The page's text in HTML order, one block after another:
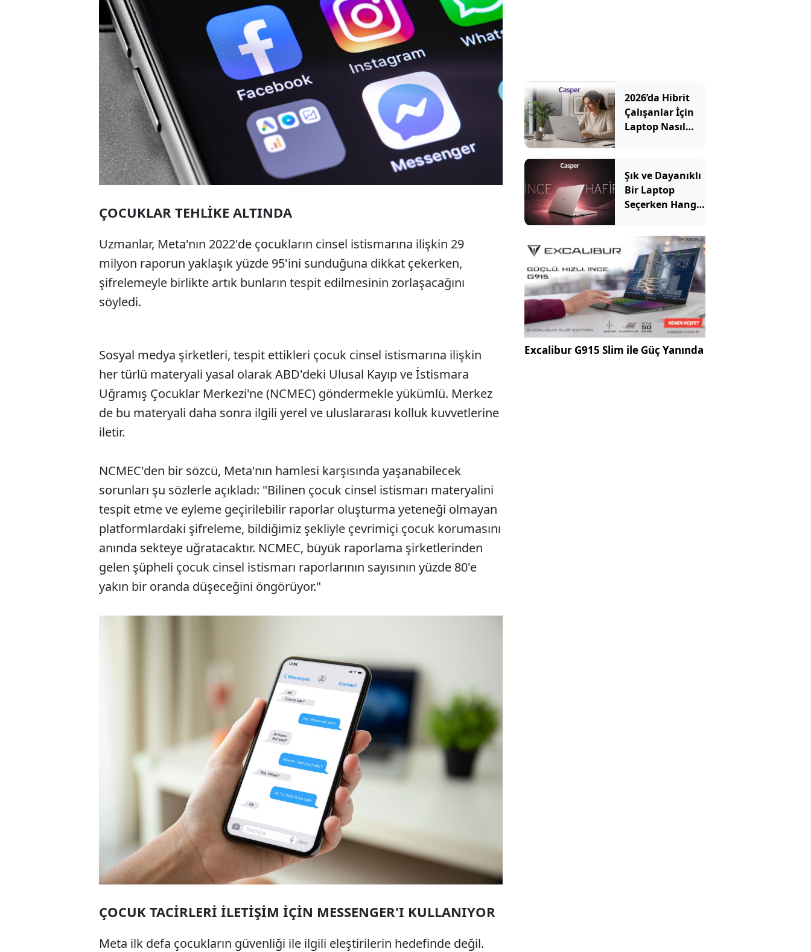
ÇOCUKLAR TEHLİKE ALTINDA
Uzmanlar, Meta'nın 2022'de çocukların cinsel istismarına ilişkin 29
milyon raporun yaklaşık yüzde 95'ini sunduğuna dikkat çekerken,
şifrelemeyle birlikte artık bunların tespit edilmesinin zorlaşacağını
söyledi.
Sosyal medya şirketleri, tespit ettikleri çocuk cinsel istismarına ilişkin
her türlü materyali yasal olarak ABD'deki Ulusal Kayıp ve İstismara
Uğramış Çocuklar Merkezi'ne (NCMEC) göndermekle yükümlü. Merkez
de bu materyali daha sonra ilgili yerel ve uluslararası kolluk kuvvetlerine
iletir.
NCMEC'den bir sözcü, Meta'nın hamlesi karşısında yaşanabilecek
sorunları şu sözlerle açıkladı: "Bilinen çocuk cinsel istismarı materyalini
tespit etme ve eyleme geçirilebilir raporlar oluşturma yeteneği olmayan
platformlardaki şifreleme, bildiğimiz şekliyle çevrimiçi çocuk korumasını
anında sekteye uğratacaktır. NCMEC, büyük raporlama şirketlerinden
gelen şüpheli çocuk cinsel istismarı raporlarının sayısının yüzde 80'e
yakın bir oranda düşeceğini öngörüyor."
ÇOCUK TACİRLERİ İLETİŞİM İÇİN MESSENGER'I KULLANIYOR
Meta ilk defa çocukların güvenliği ile ilgili eleştirilerin hedefinde değil.
2026’da Hibrit
Çalışanlar İçin
Laptop Nasıl
Önemli?
Şık ve Dayanıklı
Bir Laptop
Seçerken Hangi
Bakılmalı?
Excalibur G915 Slim ile Güç Yanında